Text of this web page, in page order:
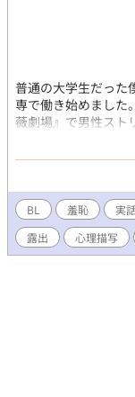
普通の大学生だった
専で働き始めました
薇劇場』で男性スト
全に裸で、数十人
羞恥、現実感の喪
生の経験則が全く
い状況に放り込まれ
実体験を基にした羞
ただければ幸いです
BL 羞恥 実
露出
心理描写